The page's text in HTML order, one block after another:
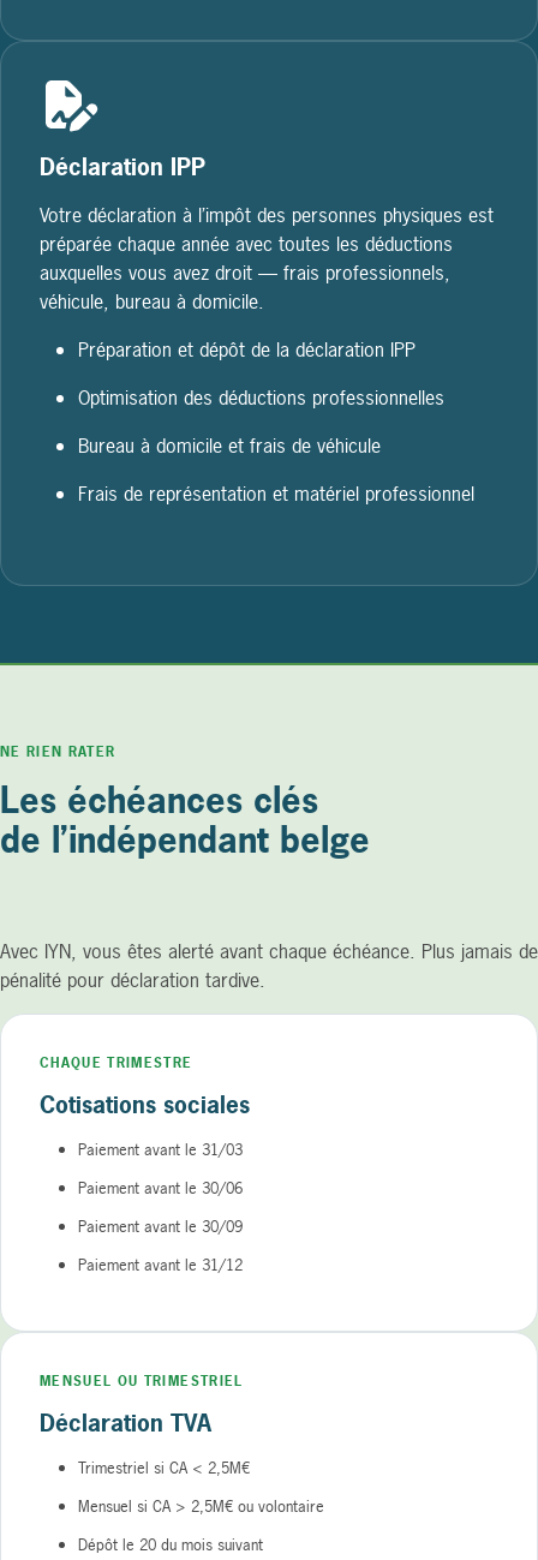
Déclaration IPP
Votre déclaration à l’impôt des personnes physiques est
préparée chaque année avec toutes les déductions
auxquelles vous avez droit — frais professionnels,
véhicule, bureau à domicile.
Préparation et dépôt de la déclaration IPP
Optimisation des déductions professionnelles
Bureau à domicile et frais de véhicule
Frais de représentation et matériel professionnel
NE RIEN RATER
Les échéances clés
de l’indépendant belge
Avec IYN, vous êtes alerté avant chaque échéance. Plus jamais de
pénalité pour déclaration tardive.
CHAQUE TRIMESTRE
Cotisations sociales
Paiement avant le 31/03
Paiement avant le 30/06
Paiement avant le 30/09
Paiement avant le 31/12
MENSUEL OU TRIMESTRIEL
Déclaration TVA
Trimestriel si CA < 2,5M€
Mensuel si CA > 2,5M€ ou volontaire
Dépôt le 20 du mois suivant